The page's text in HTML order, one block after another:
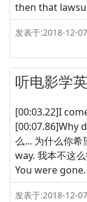
then that
发表于:2018-12-
听电影学
[00:03.22]I
[00:07.86]Why
么... 为什么你
way. 我本不这
You were
发表于:2018-12-